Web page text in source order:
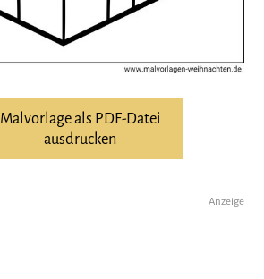
Malvorlage als PDF-Datei
ausdrucken
Anzeige